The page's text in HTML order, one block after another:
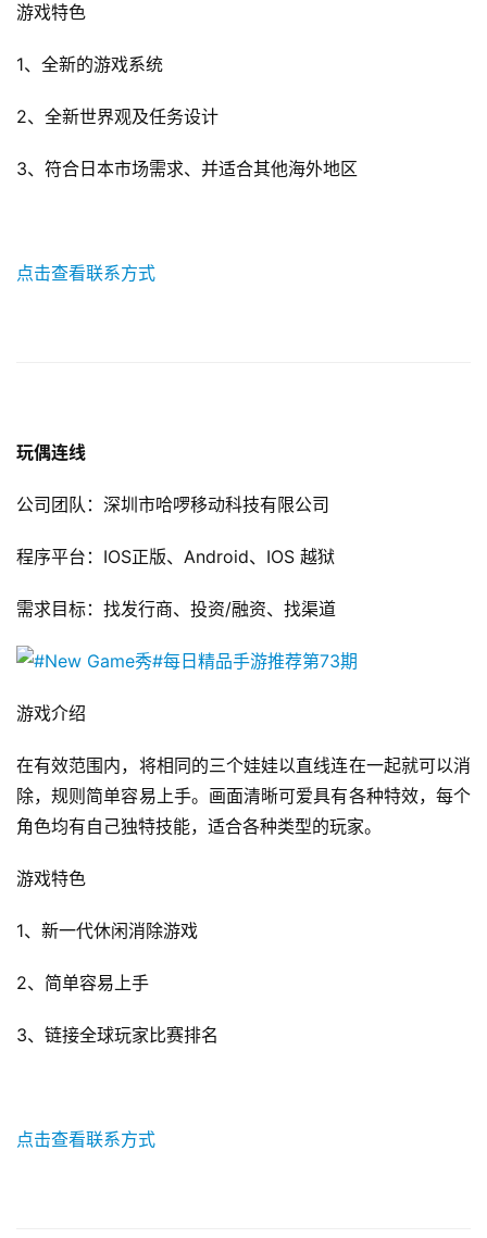
游戏特色
1、全新的游戏系统
2、全新世界观及任务设计
3、符合日本市场需求、并适合其他海外地区
点击查看联系方式
玩偶连线
公司团队：深圳市哈啰移动科技有限公司
程序平台：IOS正版、Android、IOS 越狱
需求目标：找发行商、投资/融资、找渠道
游戏介绍
在有效范围内，将相同的三个娃娃以直线连在一起就可以消
除，规则简单容易上手。画面清晰可爱具有各种特效，每个
角色均有自己独特技能，适合各种类型的玩家。
游戏特色
1、新一代休闲消除游戏
2、简单容易上手
3、链接全球玩家比赛排名
点击查看联系方式